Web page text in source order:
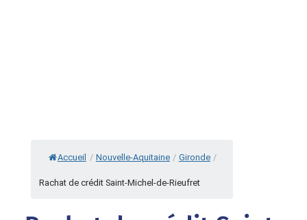
Accueil / Nouvelle-Aquitaine / Gironde /
Rachat de crédit Saint-Michel-de-Rieufret